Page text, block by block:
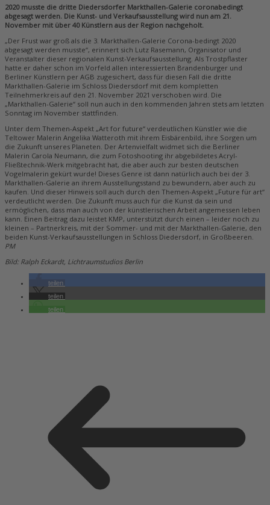
2020 musste die dritte Diedersdorfer Markthallen-Galerie coronabedingt
abgesagt werden. Die Kunst- und Verkaufsausstellung wird nun am 21.
November mit über 40 Künstlern aus der Region nachgeholt.
„Der Frust war groß als die 3. Markthallen-Galerie Corona-bedingt 2020
abgesagt werden musste“, erinnert sich Lutz Rasemann, Organisator und
Veranstalter dieser regionalen Kunst-Verkaufsausstellung. Als Trostpflaster
hatte er daher schon im Vorfeld allen interessierten Brandenburger und
Berliner Künstlern per AGB zugesichert, dass für diesen Fall die dritte
Markthallen-Galerie im Schloss Diedersdorf mit dem kompletten
Teilnehmerkreis auf den 21. November 2021 verschoben wird. Die
„Markthallen-Galerie“ soll nun auch in den kommenden Jahren stets am letzten
Sonntag im November stattfinden.
Unter dem Themen-Aspekt „Art for future“ verdeutlichen Künstler wie die
Teltower Malerin Angelika Watteroth mit ihrem Eisbärenbild, ihre Sorgen um
die Zukunft unseres Planeten. Der Artenvielfalt widmet sich die Berliner
Malerin Carola Neumann, die zum Fotoshooting ihr abgebildetes Acryl-
Fließtechnik-Werk mitgebracht hat, die aber auch zur besten deutschen
Vogelmalerin gekürt wurde! Dieses Genre ist dann natürlich auch bei der 3.
Markthallen-Galerie an ihrem Ausstellungsstand zu bewundern, aber auch zu
kaufen. Und dieser Hinweis soll auch durch den Themen-Aspekt „Future für art“
verdeutlicht werden. Die Zukunft muss auch für die Kunst da sein und
ermöglichen, dass man auch von der künstlerischen Arbeit angemessen leben
kann. Einen Beitrag dazu leistet KMP, unterstützt durch einen – leider noch zu
kleinen – Partnerkreis, mit der Sommer- und mit der Markthallen-Galerie, den
beiden Kunst-Verkaufsausstellungen in Schloss Diedersdorf, in Großbeeren.
PM
Bild: Ralph Eckardt, Lichtraumstudios Berlin
teilen
teilen
teilen